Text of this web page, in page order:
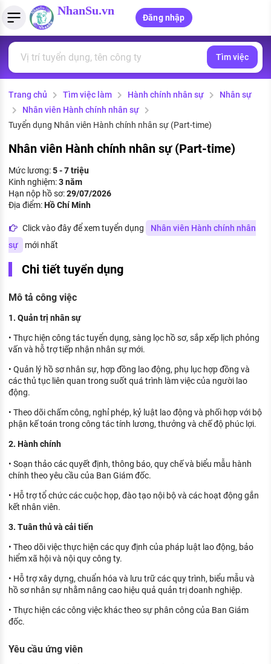
NhanSu.vn
Đăng nhập
Tìm việc làm
Việc làm ngành luật
Việc làm lương cao
Việc làm tốt nhất
CÔNG TY
Nhà tuyển dụng hàng đầu
Quản lý CV
Tải CV lên
Tạo CV trực tuyến
Mẫu CV đơn giản
Tính lương Gross - Net
Tính thuế thu nhập cá nhân
Tính trợ cấp thất nghiệp
PHÁP LUẬT VIỆT NAM
Văn bản pháp luật
Chính sách mới
PHÁP LUẬT LAO ĐỘNG
Lao động và tiền lương
Bảo hiểm và phúc lợi
Thuế thu nhập
Hồ sơ biểu mẫu
Tử vi nghề nghiệp
HƯỚNG NGHIỆP VIỆC LÀM
Đặc trưng từng nghề
Xu hướng việc làm
XÂY DỰNG VÀ PHÁT TRIỂN ĐỘI NGŨ
NHÂN SỰ
Tìm việc
Trang chủ Tìm việc làm Hành chính nhân sự
Nhân sự
Nhân viên Hành chính nhân sự
Tuyển dụng Nhân viên Hành chính nhân sự (Part-time)
Nhân viên Hành chính nhân sự (Part-time)
Mức lương:5 - 7 triệu
Kinh nghiệm:3 năm
Hạn nộp hồ sơ:29/07/2026
Địa điểm:Hồ Chí Minh
Click vào đây để xem tuyển dụng
Nhân viên Hành chính nhân
sự
mới nhất
Chi tiết tuyển dụng
Mô tả công việc
1. Quản trị nhân sự
• Thực hiện công tác tuyển dụng, sàng lọc hồ sơ, sắp xếp lịch phỏng
vấn và hỗ trợ tiếp nhận nhân sự mới.
• Quản lý hồ sơ nhân sự, hợp đồng lao động, phụ lục hợp đồng và
các thủ tục liên quan trong suốt quá trình làm việc của người lao
động.
• Theo dõi chấm công, nghỉ phép, kỷ luật lao động và phối hợp với bộ
phận kế toán trong công tác tính lương, thưởng và chế độ phúc lợi.
2. Hành chính
• Soạn thảo các quyết định, thông báo, quy chế và biểu mẫu hành
chính theo yêu cầu của Ban Giám đốc.
• Hỗ trợ tổ chức các cuộc họp, đào tạo nội bộ và các hoạt động gắn
kết nhân viên.
3. Tuân thủ và cải tiến
• Theo dõi việc thực hiện các quy định của pháp luật lao động, bảo
hiểm xã hội và nội quy công ty.
• Hỗ trợ xây dựng, chuẩn hóa và lưu trữ các quy trình, biểu mẫu và
hồ sơ nhân sự nhằm nâng cao hiệu quả quản trị doanh nghiệp.
• Thực hiện các công việc khác theo sự phân công của Ban Giám
đốc.
Yêu cầu ứng viên